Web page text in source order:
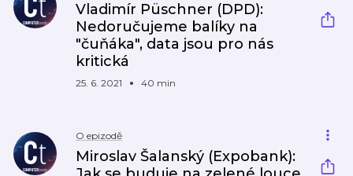
Vladimír Püschner (DPD):
Nedoručujeme balíky na
"čuňáka", data jsou pro nás
kritická
25. 6. 2021 40 min
O epizodě
Miroslav Šalanský (Expobank):